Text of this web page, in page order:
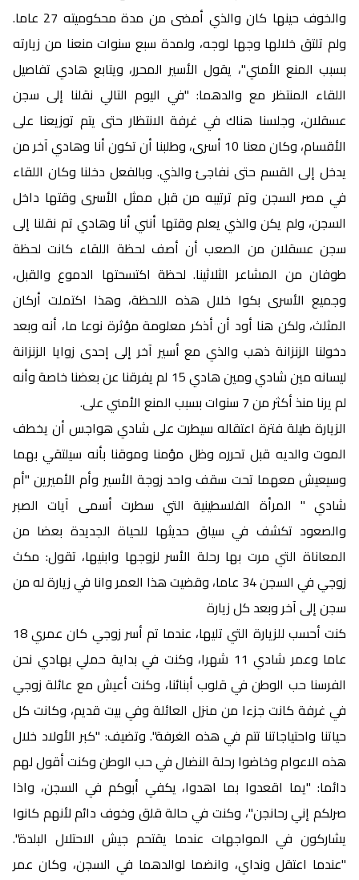
والخوف حينها كان والذي أمضى من مدة محكوميته 27 عاما.
ولم تلتق خلالها وجها لوجه، ولمدة سبع سنوات منعنا من زيارته
بسبب المنع الأمني"، يقول الأسير المحرر، ويتابع هادي تفاصيل
اللقاء المنتظر مع والدهما: "في اليوم التالي نقلنا إلى سجن
عسقلان، وجلسنا هناك في غرفة الانتظار حتى يتم توزيعنا على
الأقسام، وكان معنا 10 أسرى، وطلبنا أن تكون أنا وهادي آخر من
يدخل إلى القسم حتى نفاجئ والذي. وبالفعل دخلنا وكان اللقاء
في مصر السجن وتم ترتيبه من قبل ممثل الأسرى وقتها داخل
السجن، ولم يكن والذي يعلم وقتها أنني أنا وهادي تم نقلنا إلى
سجن عسقلان من الصعب أن أصف لحظة اللقاء كانت لحظة
طوفان من المشاعر الثلاثينا. لحظة اكتسحتها الدموع والقبل،
وجميع الأسرى بكوا خلال هذه اللحظة، وهذا اكتملت أركان
المثلث، ولكن هنا أود أن أذكر معلومة مؤثرة نوعا ما، أنه وبعد
دخولنا الزنزانة ذهب والذي مع أسير آخر إلى إحدى زوايا الزنزانة
ليسانه مين شادي ومين هادي 15 لم يفرقنا عن بعضنا خاصة وأنه
لم يرنا منذ أكثر من 7 سنوات بسبب المنع الأمني على.
الزيارة طيلة فترة اعتقاله سيطرت على شادي هواجس أن يخطف
الموت والديه قبل تحرره وظل مؤمنا وموقنا بأنه سيلتقي بهما
وسيعيش معهما تحت سقف واحد زوجة الأسير وأم الأميرين "أم
شادي " المرأة الفلسطينية التي سطرت أسمى آيات الصبر
والصعود تكشف في سياق حديثها للحياة الجديدة بعضا من
المعاناة التي مرت بها رحلة الأسر لزوجها وابنيها، تقول: مكث
زوجي في السجن 34 عاما، وقضيت هذا العمر وانا في زيارة له من
سجن إلى آخر وبعد كل زيارة
كنت أحسب للزيارة التي تليها، عندما تم أسر زوجي كان عمري 18
عاما وعمر شادي 11 شهرا، وكنت في بداية حملي بهادي نحن
الفرسنا حب الوطن في قلوب أبنائنا، وكنت أعيش مع عائلة زوجي
في غرفة كانت جزءا من منزل العائلة وفي بيت قديم، وكانت كل
حياتنا واحتياجاتنا تتم في هذه الغرفة". وتضيف: "كبر الأولاد خلال
هذه الاعوام وخاضوا رحلة النضال في حب الوطن وكنت أقول لهم
دائما: "يما اقعدوا بما اهدوا، يكفي أبوكم في السجن، واذا
صرلكم إني رحانجن"، وكنت في حالة قلق وخوف دائم لأنهم كانوا
يشاركون في المواجهات عندما يقتحم جيش الاحتلال البلدة".
"عندما اعتقل ونداي، وانضما لوالدهما في السجن، وكان عمر